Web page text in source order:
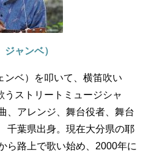
ャンベ）
ンベ）を叩いて、横笛吹い
うストリートミュージシャ
、アレンジ、舞台役者、舞台
千葉県出身。現在大分県の耶
ら路上で歌い始め、2000年に